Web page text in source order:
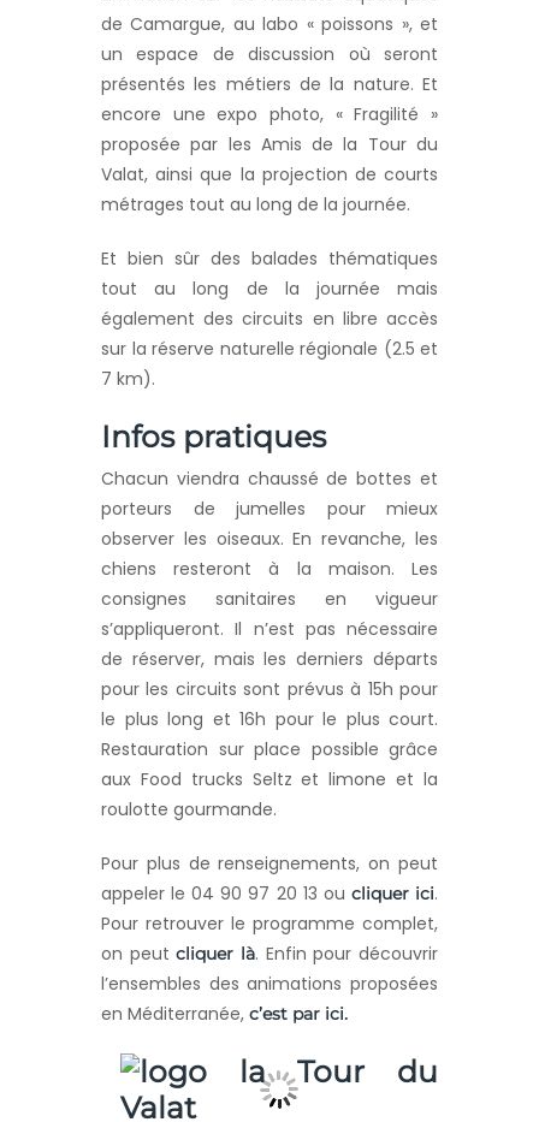
de Camargue, au labo « poissons », et
un espace de discussion où seront
présentés les métiers de la nature. Et
encore une expo photo, « Fragilité »
proposée par les Amis de la Tour du
Valat, ainsi que la projection de courts
métrages tout au long de la journée.
Et bien sûr des balades thématiques
tout au long de la journée mais
également des circuits en libre accès
sur la réserve naturelle régionale (2.5 et
7 km).
Infos pratiques
Chacun viendra chaussé de bottes et
porteurs de jumelles pour mieux
observer les oiseaux. En revanche, les
chiens resteront à la maison. Les
consignes sanitaires en vigueur
s’appliqueront. Il n’est pas nécessaire
de réserver, mais les derniers départs
pour les circuits sont prévus à 15h pour
le plus long et 16h pour le plus court.
Restauration sur place possible grâce
aux Food trucks Seltz et limone et la
roulotte gourmande.
Pour plus de renseignements, on peut
appeler le 04 90 97 20 13 ou cliquer ici.
Pour retrouver le programme complet,
on peutcliquer là. Enfin pour découvrir
l’ensembles des animations proposées
en Méditerranée, c’est par ici.